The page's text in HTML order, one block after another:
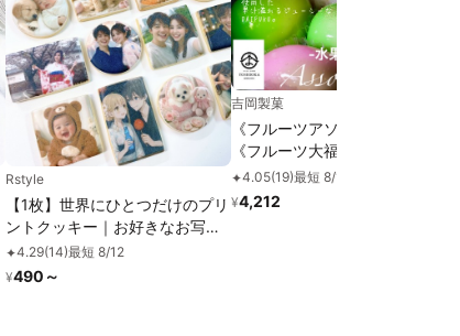
Rstyle
【1枚】世界にひとつだけのプリ
ントクッキー｜お好きなお写真
をプリントします｜オーダーメ
イド｜個包装でお届け｜1枚から
✦4.29(14)最短 8/12
¥490 ～
吉岡製菓
《フルーツアソート 6個入り》
《フルーツ大福》ジュエリーボ
ックス DAIFUKU
✦4.05(19)最短 8/16
¥4,212